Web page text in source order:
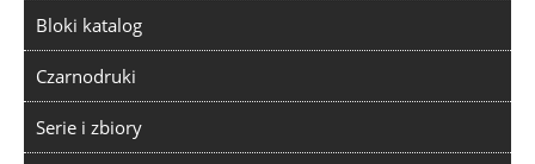
Bloki katalog
Czarnodruki
Serie i zbiory